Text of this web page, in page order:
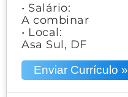
• Salário:
A combinar
• Local:
Asa Sul, DF
Enviar Currículo »